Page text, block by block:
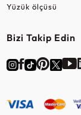
Yüzük ölçüsü
Bizi Takip Edin